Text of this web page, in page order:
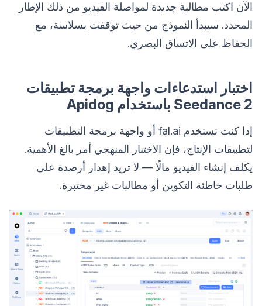
الآن اكتب مطالبة جديدة لمواصلة الفيديو من ذلك الإطار
المحدد. سيبدأ النموذج من حيث توقفت بسلاسة، مع
الحفاظ على الاتساق البصري.
اختبار استدعاءات واجهة برمجة تطبيقات
Seedance 2 باستخدام Apidog
إذا كنت تستخدم fal.ai أو واجهة برمجة التطبيقات
لتطبيقات الإنتاج، فإن الاختبار المنهجي أمر بالغ الأهمية.
يكلف إنشاء الفيديو مالًا — لا تريد إهدار أرصدة على
طلبات خاطئة التكوين أو مطالبات غير مختبرة.